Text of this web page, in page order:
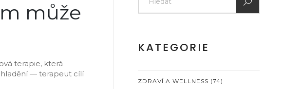
může
terapie, která
hladění — terapeut cílí
KATEGORIE
ZDRAVÍ A WELLNESS (74)